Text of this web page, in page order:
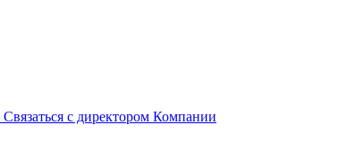
Связаться с директором Компании